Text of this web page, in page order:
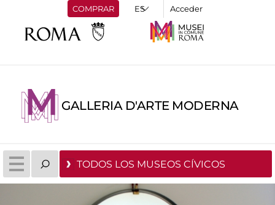
COMPRAR Acceder
GALLERIA D'ARTE MODERNA
TODOS LOS MUSEOS CÍVICOS